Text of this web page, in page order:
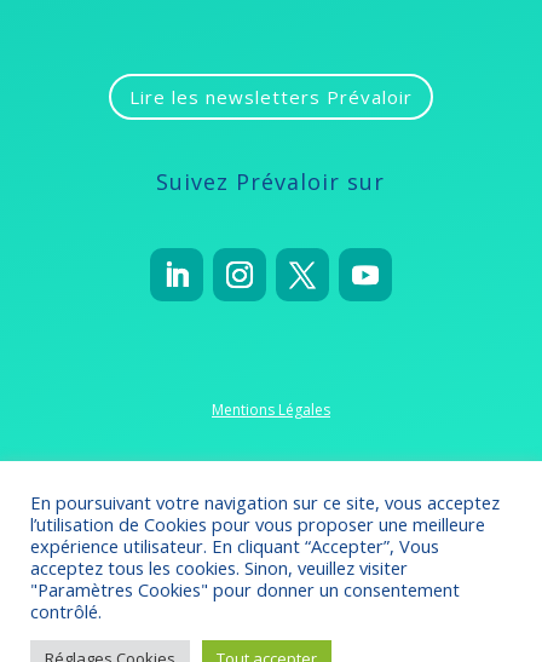
Lire les newsletters Prévaloir
Suivez Prévaloir sur
Mentions Légales
Politique de confidentialité
Crédits 2022-2023// CréationOmsolution
En poursuivant votre navigation sur ce site, vous acceptez
l’utilisation de Cookies pour vous proposer une meilleure
expérience utilisateur. En cliquant “Accepter”, Vous
acceptez tous les cookies. Sinon, veuillez visiter
"Paramètres Cookies" pour donner un consentement
contrôlé.